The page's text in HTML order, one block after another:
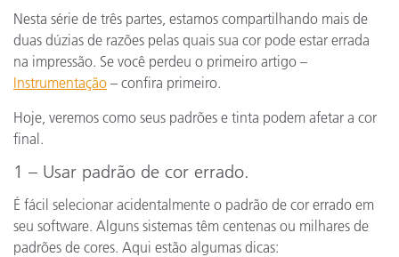
Nesta série de três partes, estamos compartilhando mais de
duas dúzias de razões pelas quais sua cor pode estar errada
na impressão. Se você perdeu o primeiro artigo –
Instrumentação – confira primeiro.
Hoje, veremos como seus padrões e tinta podem afetar a cor
final.
1 – Usar padrão de cor errado.
É fácil selecionar acidentalmente o padrão de cor errado em
seu software. Alguns sistemas têm centenas ou milhares de
padrões de cores. Aqui estão algumas dicas: